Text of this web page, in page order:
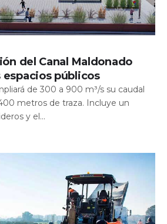
del Canal Maldonado
espacios públicos
de 300 a 900 m³/s su caudal
metros de traza. Incluye un
y el...